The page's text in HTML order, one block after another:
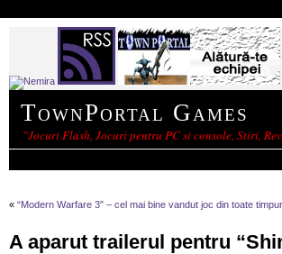
TownPortal Games
"Jocuri Flash, Jocuri pentru PC si console, Stiri,
« “Modern Warfare 3″ – cel mai bine vandut joc din toate
A aparut trailerul pentru